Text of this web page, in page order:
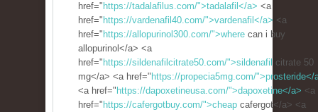
href=" https://tadalafilus.com/">tadalafil</a> <a
href=" https://vardenafil40.com/">vardenafil</a> <a
href=" https://allopurinol300.com/">where can i buy
allopurinol</a> <a
href=" https://sildenafilcitrate50.com/">sildenafil citrate 50
mg</a> <a href=" https://propecia5mg.com/">prosteride</
<a href=" https://dapoxetineusa.com/">dapoxetine</a> <a
href=" https://cafergotbuy.com/">cheap cafergot</a> <a